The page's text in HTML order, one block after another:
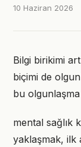
10 Haziran 2026
Bilgi birikimi
biçimi de
bu
mental sağlık
yaklaşmak, ilk